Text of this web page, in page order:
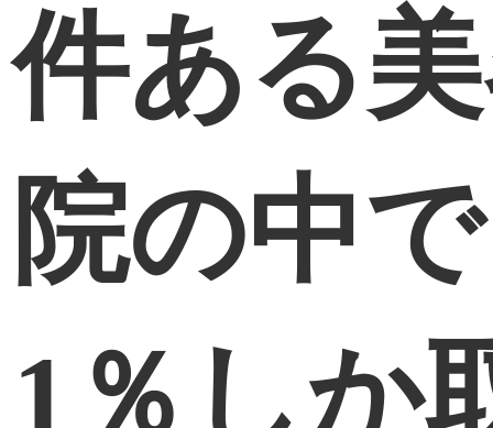
件ある
院の中
1％しか